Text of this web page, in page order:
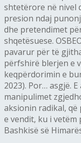
shtetërore në nivel
presion ndaj
dhe pretendimet
shqetësuese.
pavarur për të
përfshirë blerjen e
keqpërdorimin e
2023). Por… asgjë.
manipulimet
aksionin radikal, që
e vendit, ku i
Bashkisë së